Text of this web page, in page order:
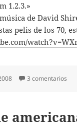
1.2.3.»
de David
pelis de los 70,
3 comentarios